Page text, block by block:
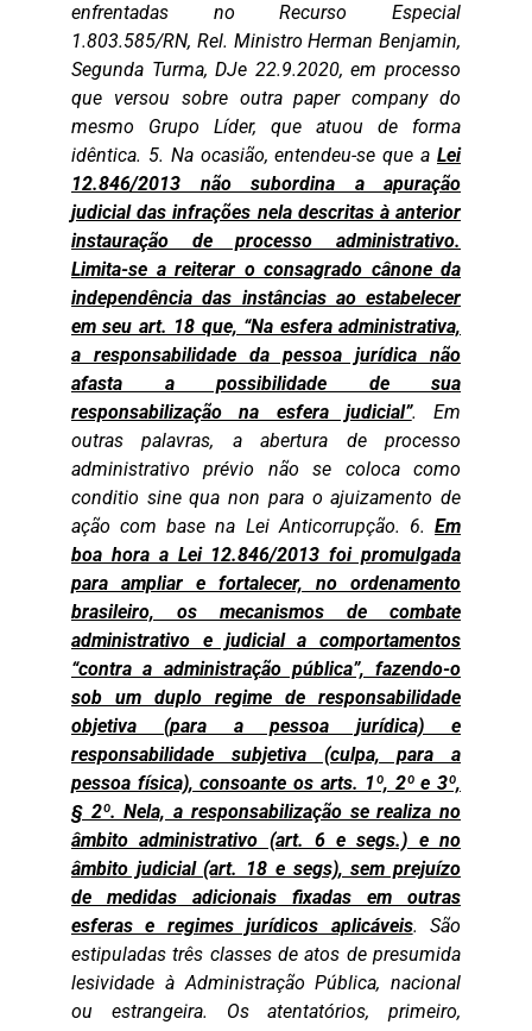
enfrentadas no Recurso Especial
1.803.585/RN, Rel. Ministro Herman Benjamin,
Segunda Turma, DJe 22.9.2020, em processo
que versou sobre outra paper company do
mesmo Grupo Líder, que atuou de forma
idêntica. 5. Na ocasião, entendeu-se que a Lei
12.846/2013 não subordina a apuração
judicial das infrações nela descritas à anterior
instauração de processo administrativo.
Limita-se a reiterar o consagrado cânone da
independência das instâncias ao estabelecer
em seu art. 18 que, “Na esfera administrativa,
a responsabilidade da pessoa jurídica não
afasta a possibilidade de sua
responsabilização na esfera judicial”. Em
outras palavras, a abertura de processo
administrativo prévio não se coloca como
conditio sine qua non para o ajuizamento de
ação com base na Lei Anticorrupção. 6. Em
boa hora a Lei 12.846/2013 foi promulgada
para ampliar e fortalecer, no ordenamento
brasileiro, os mecanismos de combate
administrativo e judicial a comportamentos
“contra a administração pública”, fazendo-o
sob um duplo regime de responsabilidade
objetiva (para a pessoa jurídica) e
responsabilidade subjetiva (culpa, para a
pessoa física), consoante os arts. 1º, 2º e 3º,
§ 2º. Nela, a responsabilização se realiza no
âmbito administrativo (art. 6 e segs.) e no
âmbito judicial (art. 18 e segs), sem prejuízo
de medidas adicionais fixadas em outras
esferas e regimes jurídicos aplicáveis. São
estipuladas três classes de atos de presumida
lesividade à Administração Pública, nacional
ou estrangeira. Os atentatórios, primeiro,